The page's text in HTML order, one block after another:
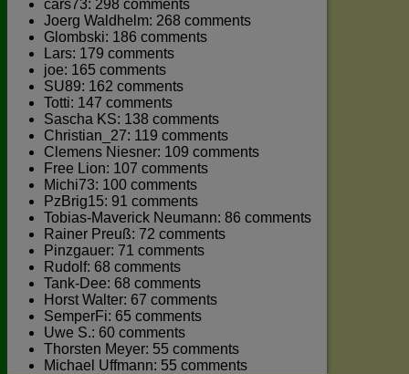
cars73: 298 comments
Joerg Waldhelm: 268 comments
Glombski: 186 comments
Lars: 179 comments
joe: 165 comments
SU89: 162 comments
Totti: 147 comments
Sascha KS: 138 comments
Christian_27: 119 comments
Clemens Niesner: 109 comments
Free Lion: 107 comments
Michi73: 100 comments
PzBrig15: 91 comments
Tobias-Maverick Neumann: 86 comments
Rainer Preuß: 72 comments
Pinzgauer: 71 comments
Rudolf: 68 comments
Tank-Dee: 68 comments
Horst Walter: 67 comments
SemperFi: 65 comments
Uwe S.: 60 comments
Thorsten Meyer: 55 comments
Michael Uffmann: 55 comments